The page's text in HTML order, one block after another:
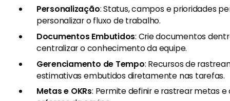
Personalização: Status, campos e prioridades
personalizar o fluxo de trabalho.
Documentos Embutidos: Crie documentos
centralizar o conhecimento da equipe.
Gerenciamento de Tempo: Recursos de
estimativas embutidos diretamente nas tarefas.
Metas e OKRs: Permite definir e rastrear metas